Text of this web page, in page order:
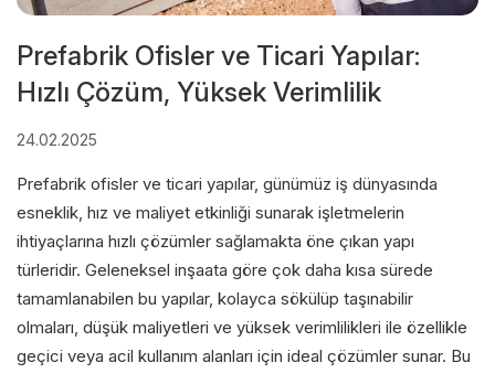
Prefabrik Ofisler ve Ticari Yapılar:
Hızlı Çözüm, Yüksek Verimlilik
24.02.2025
Prefabrik ofisler ve ticari yapılar, günümüz iş dünyasında
esneklik, hız ve maliyet etkinliği sunarak işletmelerin
ihtiyaçlarına hızlı çözümler sağlamakta öne çıkan yapı
türleridir. Geleneksel inşaata göre çok daha kısa sürede
tamamlanabilen bu yapılar, kolayca sökülüp taşınabilir
olmaları, düşük maliyetleri ve yüksek verimlilikleri ile özellikle
geçici veya acil kullanım alanları için ideal çözümler sunar. Bu